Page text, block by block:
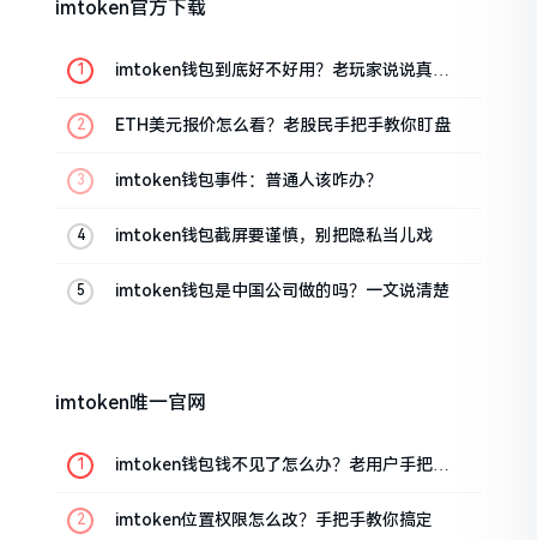
imtoken官方下载
imtoken钱包到底好不好用？老玩家说说真实
ETH美元报价怎么看？老股民手把手教你盯盘
imtoken钱包事件：普通人该咋办？
imtoken钱包截屏要谨慎，别把隐私当儿戏
imtoken钱包是中国公司做的吗？一文说清楚
imtoken唯一官网
imtoken钱包钱不见了怎么办？老用户手把手
imtoken位置权限怎么改？手把手教你搞定